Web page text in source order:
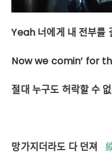
Yeah 너에게 내 전부
Now we comin’ for
절대 누구도 허락할 수
망가지더라도 다 던져